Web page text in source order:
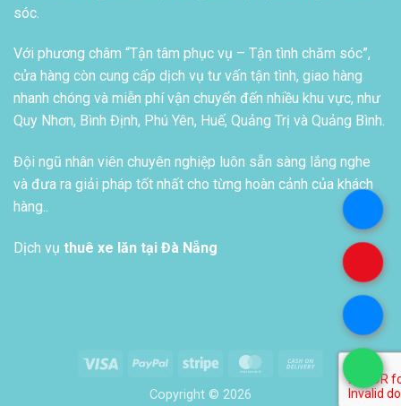
sóc.
Với phương châm “Tận tâm phục vụ – Tận tình chăm sóc”,
cửa hàng còn cung cấp dịch vụ tư vấn tận tình, giao hàng
nhanh chóng và miễn phí vận chuyển đến nhiều khu vực, như
Quy Nhơn, Bình Định, Phú Yên, Huế, Quảng Trị và Quảng Bình.
Đội ngũ nhân viên chuyên nghiệp luôn sẵn sàng lắng nghe
và đưa ra giải pháp tốt nhất cho từng hoàn cảnh của khách
hàng..
Dịch vụ thuê xe lăn tại Đà Nẵng
Visa PayPal Stripe MasterCardCash
Copyright © 2026